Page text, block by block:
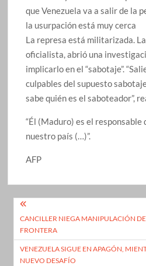
que Venezuela va a salir de la
la usurpación está muy cerca
La represa está militarizada.
oficialista, abrió una
implicarlo en el “sabotaje”.
culpables del supuesto
sabe quién es el saboteador”,
“Él (Maduro) es el
nuestro país (…)”.
AFP
Navegación
de
entradas
CANCILLER NIEGA MANIPULACIÓN
FRONTERA
VENEZUELA SIGUE EN APAGÓN,
NUEVO DESAFÍO